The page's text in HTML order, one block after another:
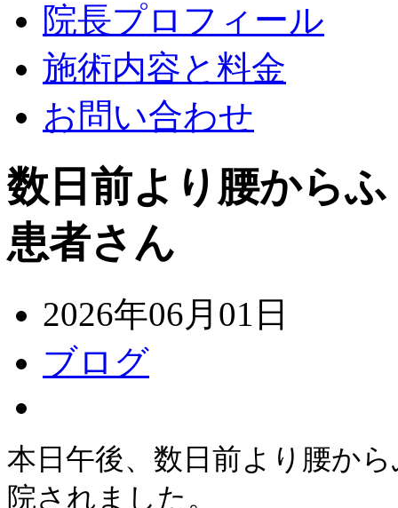
院長プロフィール
施術内容と料金
お問い合わせ
数日前より腰から
患者さん
2026年06月01日
ブログ
本日午後、数日前より腰か
院されました。